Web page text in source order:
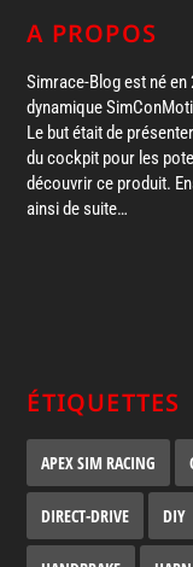
A PROPOS
Simrace-Blog est né
dynamique
Le but était de
du cockpit pour les
découvrir ce produit.
ainsi de suite…
ÉTIQUETTES
APEX SIM RACING
DIRECT-DRIVE DIY